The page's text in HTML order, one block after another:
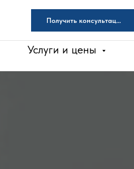
Получить консультацию
Услуги и цены